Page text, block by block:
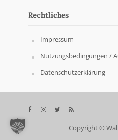
Rechtliches
Impressum
Nutzungsbedingungen /
Datenschutzerklärung
Copyright ©